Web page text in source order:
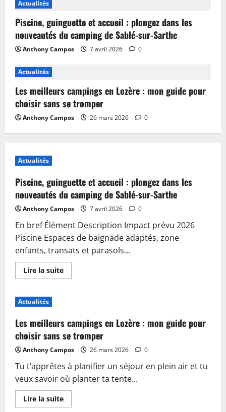
Actualités
Piscine, guinguette et accueil : plongez dans les
nouveautés du camping de Sablé-sur-Sarthe
Anthony Campos 7 avril 2026 0
Actualités
Les meilleurs campings en Lozère : mon guide pour
choisir sans se tromper
Anthony Campos 26 mars 2026 0
Actualités
Piscine, guinguette et accueil : plongez dans les
nouveautés du camping de Sablé-sur-Sarthe
Anthony Campos 7 avril 2026 0
En bref Élément Description Impact prévu 2026
Piscine Espaces de baignade adaptés, zone
enfants, transats et parasols...
Lire la suiteEn
savoir
accueil
:
plongez
dans
les
nouveautés
du
camping
de
Sablé-
sur-
Sarthe
Actualités
Les meilleurs campings en Lozère : mon guide pour
choisir sans se tromper
Anthony Campos 26 mars 2026 0
Tu t’apprêtes à planifier un séjour en plein air et tu
veux savoir où planter ta tente...
Lire la suiteEn
savoir